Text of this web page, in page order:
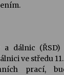
28. 7. 2026
23. 7. 2026
a dálnic
ve středu
prací,